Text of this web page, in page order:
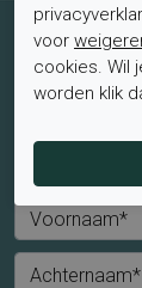
Schrijf je
Schrijf je in
Voornaam*
Achternaam*
voor
cookies. Wil
worden klik